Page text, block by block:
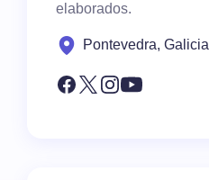
elaborados.
Pontevedra, Galicia